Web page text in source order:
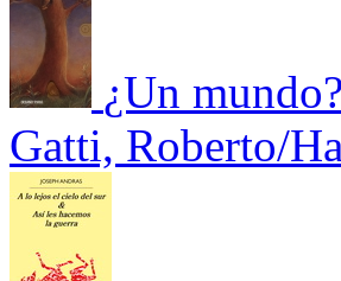
¿Un
Gatti, Roberto/